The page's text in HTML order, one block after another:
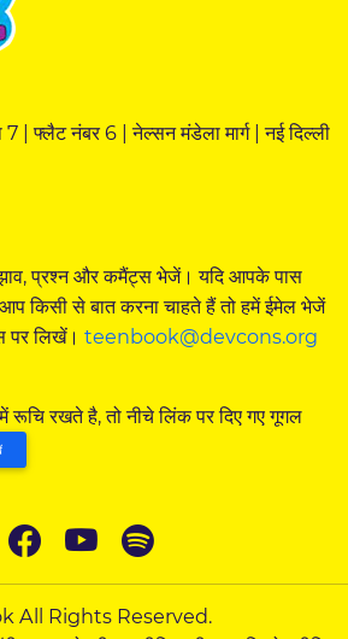
7 | फ्लैट नंबर 6 | नेल्सन मंडेला मार्ग | नई दिल्ली
प्रश्न और कमैंट्स भेजें। यदि आपके पास
आप किसी से बात करना चाहते हैं तो हमें ईमेल भेजें
पर लिखें।teenbook@devcons.org
रूचि रखते है, तो नीचे लिंक पर दिए गए गूगल
All Rights Reserved.